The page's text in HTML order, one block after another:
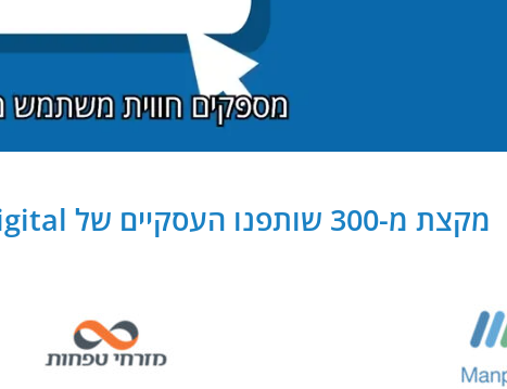
מקצת מ-300 שותפנו העסקיים של PB Digital בישראל ובעולם: